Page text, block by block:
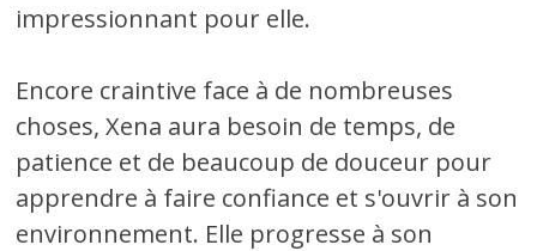
impressionnant pour elle.
Encore craintive face à de nombreuses
choses, Xena aura besoin de temps, de
patience et de beaucoup de douceur pour
apprendre à faire confiance et s'ouvrir à son
environnement. Elle progresse à son